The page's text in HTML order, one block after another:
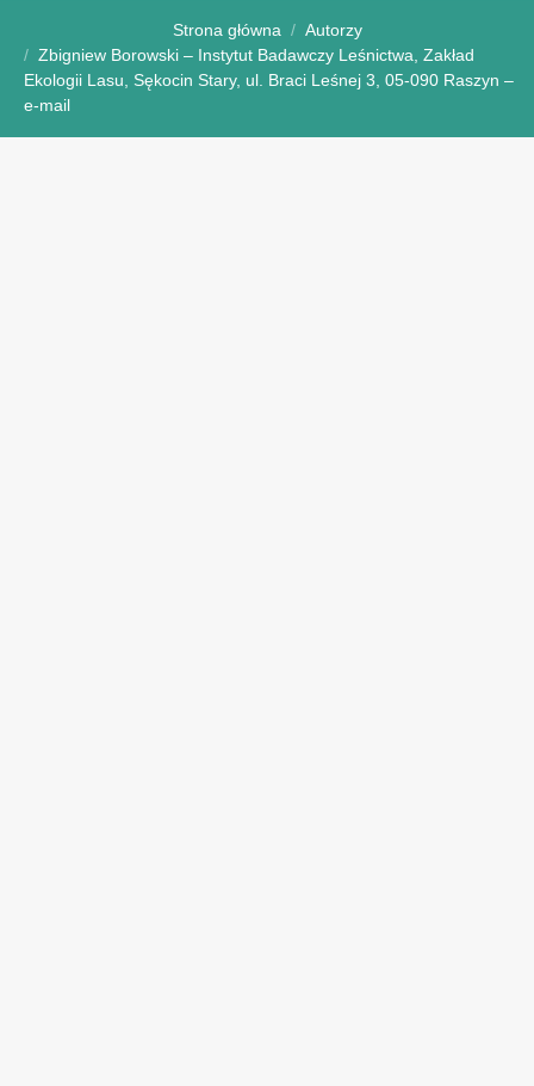
Strona główna
Autorzy
Zbigniew Borowski – Instytut Badawczy Leśnictwa, Zakład
Ekologii Lasu, Sękocin Stary, ul. Braci Leśnej 3, 05-090 Raszyn –
e-mail